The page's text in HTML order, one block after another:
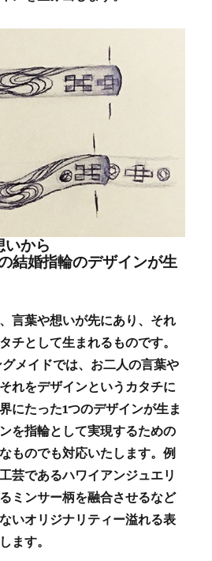
いから
結婚指輪のデザインが生
言葉や想いが先にあり、それ
チとして生まれるものです。
メイドでは、お二人の言葉や
れをデザインというカタチに
にたった1つのデザインが生ま
を指輪として実現するための
ものでも対応いたします。例
芸であるハワイアンジュエリ
ミンサー柄を融合させるなど
いオリジナリティー溢れる表
ます。